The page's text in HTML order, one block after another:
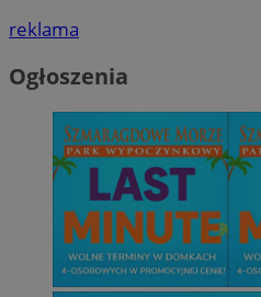
reklama
Ogłoszenia